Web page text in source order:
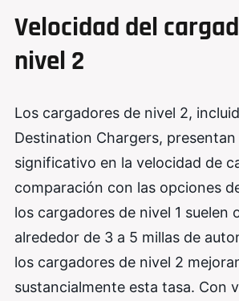
Velocidad del
nivel 2
Los cargadores de nivel 2,
Destination Chargers,
significativo en la velocidad de
comparación con las opciones
los cargadores de nivel 1 suelen
alrededor de 3 a 5 millas de
los cargadores de nivel 2
sustancialmente esta tasa. Con